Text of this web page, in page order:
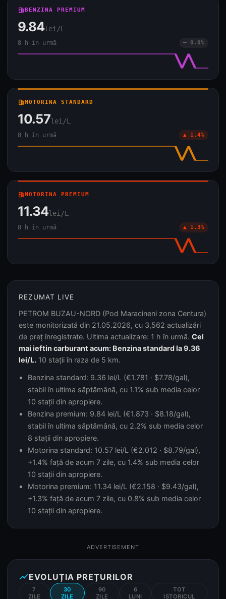
local_gas_stationBENZINA PREMIUM
9.84lei/L
8 h în urmă ━ 0.0%
local_gas_stationMOTORINA STANDARD
10.57lei/L
8 h în urmă ▲ 1.4%
local_gas_stationMOTORINA PREMIUM
11.34lei/L
8 h în urmă ▲ 1.3%
REZUMAT LIVE
PETROM BUZAU-NORD (Pod Maracineni zona Centura)
este monitorizată din 21.05.2026, cu 3,562 actualizări
de preț înregistrate. Ultima actualizare: 1 h în urmă. Cel
mai ieftin carburant acum: Benzina standard la 9.36
lei/L. 10 stații în raza de 5 km.
Benzina standard: 9.36 lei/L (€1.781 · $7.78/gal),
stabil în ultima săptămână, cu 1.1% sub media celor
10 stații din apropiere.
Benzina premium: 9.84 lei/L (€1.873 · $8.18/gal),
stabil în ultima săptămână, cu 2.2% sub media celor
8 stații din apropiere.
Motorina standard: 10.57 lei/L (€2.012 · $8.79/gal),
+1.4% față de acum 7 zile, cu 1.4% sub media celor
10 stații din apropiere.
Motorina premium: 11.34 lei/L (€2.158 · $9.43/gal),
+1.3% față de acum 7 zile, cu 0.8% sub media celor
10 stații din apropiere.
ADVERTISEMENT
show_chartEVOLUȚIA PREȚURILOR
7
ZILE
30
ZILE
90
ZILE
6
LUNI
TOT
ISTORICUL